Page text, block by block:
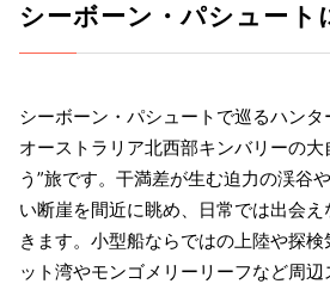
シーボーン・パシュート
シーボーン・パシュートで巡るハンタ
オーストラリア北西部キンバリーの大
う”旅です。干満差が生む迫力の渓谷
い断崖を間近に眺め、日常では出会
きます。小型船ならではの上陸や探
ット湾やモンゴメリーリーフなど周辺